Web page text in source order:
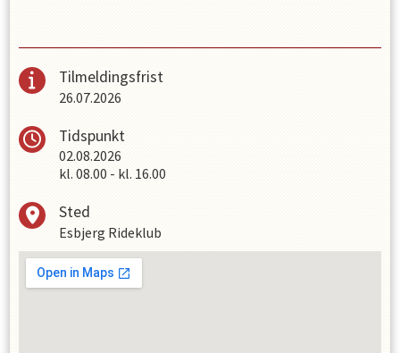
Tilmeldingsfrist
26.07.2026
Tidspunkt
02.08.2026
kl. 08.00 - kl. 16.00
Sted
Esbjerg Rideklub